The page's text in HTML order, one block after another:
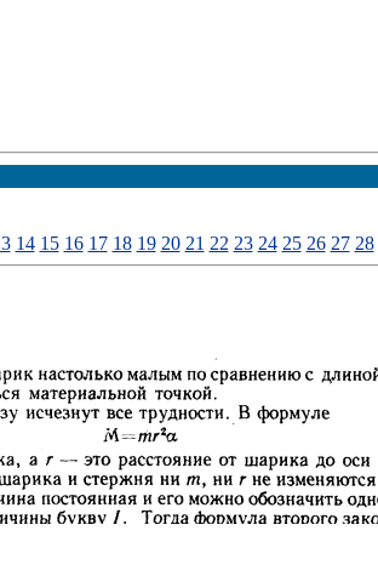
14 15 16 17 18 19 20 21 22 23 24 25 26 27 28